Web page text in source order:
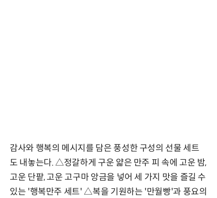
감사와 행복의 메시지를 담은 풍성한 구성의 선물 세트
도 내놓는다. △정갈하게 구운 얇은 만주 피 속에 고운 밤,
고운 단팥, 고운 고구마 앙금을 넣어 세 가지 맛을 즐길 수
있는 '행복만주 세트' △복을 기원하는 '만월빵'과 풍요의